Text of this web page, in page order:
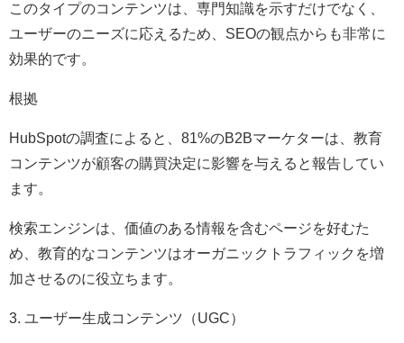
このタイプのコンテンツは、専門知識を示すだけでなく、
ユーザーのニーズに応えるため、SEOの観点からも非常に
効果的です。
根拠
HubSpotの調査によると、81%のB2Bマーケターは、教育
コンテンツが顧客の購買決定に影響を与えると報告してい
ます。
検索エンジンは、価値のある情報を含むページを好むた
め、教育的なコンテンツはオーガニックトラフィックを増
加させるのに役立ちます。
3. ユーザー生成コンテンツ（UGC）